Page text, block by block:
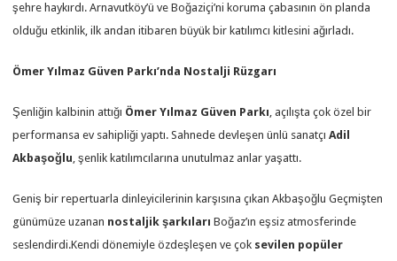
şehre haykırdı. Arnavutköy’ü ve Boğaziçi’ni koruma çabasının ön planda
olduğu etkinlik, ilk andan itibaren büyük bir katılımcı kitlesini ağırladı.
Ömer Yılmaz Güven Parkı’nda Nostalji Rüzgarı
Şenliğin kalbinin attığı Ömer Yılmaz Güven Parkı, açılışta çok özel bir
performansa ev sahipliği yaptı. Sahnede devleşen ünlü sanatçıAdil
Akbaşoğlu, şenlik katılımcılarına unutulmaz anlar yaşattı.
Geniş bir repertuarla dinleyicilerinin karşısına çıkan Akbaşoğlu Geçmişten
günümüze uzanan nostaljik şarkıları Boğaz’ın eşsiz atmosferinde
seslendirdi.Kendi dönemiyle özdeşleşen ve çok sevilen popüler